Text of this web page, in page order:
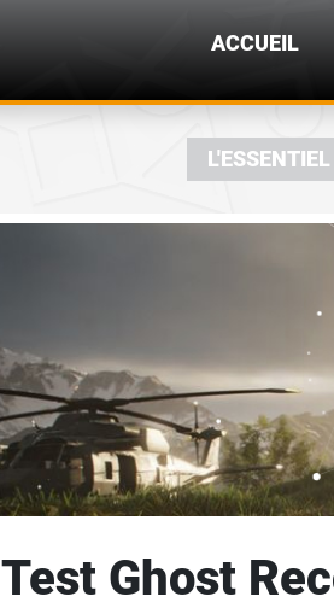
ACCUEIL
L'ESSENTIEL
Test Ghost